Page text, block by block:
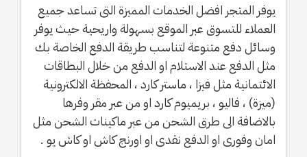
يوفر المتجر افضل الخدمات المميزة التى تساعد جميع
العملاء للتسوق عبر الموقع بسهولة واريحية حيث يوفر
وسائل دفع متنوعة لتناسب طريقة الدفع الخاصة بك
مثل الدفع عند الاستلام او الدفع من خلال البطاقات
الائتمانية مثل فيزا ، ماستر كارد ، المحفظة الالكترونية
(ميزة) ، فاليو ، بريميوم كارد او من عبر مقر وفرها
بالاضافة الى طرق الشحن من عبر ماكينات الشحن مثل
امان وفورى او الدفع نقدى او اورنج كاش او كاش يو .